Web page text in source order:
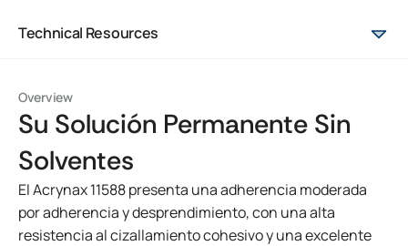
Technical Resources
Overview
Su Solución Permanente Sin
Solventes
El Acrynax 11588 presenta una adherencia moderada
por adherencia y desprendimiento, con una alta
resistencia al cizallamiento cohesivo y una excelente